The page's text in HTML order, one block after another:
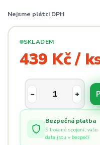
Nejsme plátci DPH
SKLADEM
439 Kč /
Bezpečná platba
Šifrované spojení, vaše
data jsou v bezpečí